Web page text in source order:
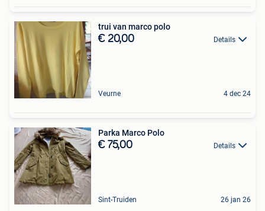
trui van marco polo
€ 20,00 Details
Veurne 4 dec 24
Parka Marco Polo
€ 75,00 Details
Sint-Truiden 26 jan 26